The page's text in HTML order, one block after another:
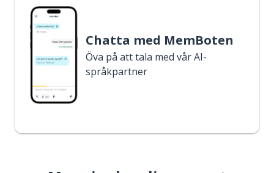
Chatta med MemBoten
Öva på att tala med vår AI-
språkpartner